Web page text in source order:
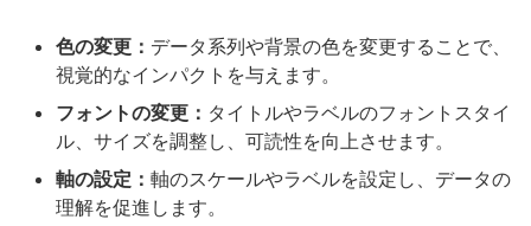
色の変更： データ系列や背景の色を変更することで、
視覚的なインパクトを与えます。
フォントの変更： タイトルやラベルのフォントスタイ
ル、サイズを調整し、可読性を向上させます。
軸の設定： 軸のスケールやラベルを設定し、データの
理解を促進します。